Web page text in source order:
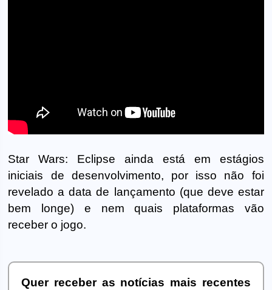
Star Wars: Eclipse ainda está em estágios
iniciais de desenvolvimento, por isso não foi
revelado a data de lançamento (que deve estar
bem longe) e nem quais plataformas vão
receber o jogo.
Quer receber as notícias mais recentes